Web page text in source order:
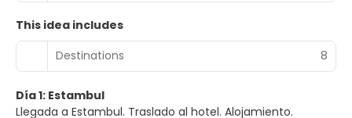
This idea includes
Destinations
8
Día 1: Estambul